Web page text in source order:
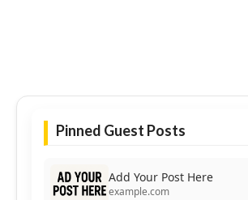
Pinned Guest Posts
Add Your Post Here
example.com